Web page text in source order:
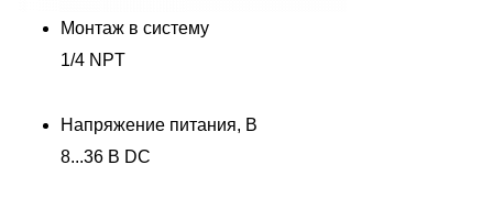
Монтаж в систему
1/4 NPT
Напряжение питания, В
8...36 В DC